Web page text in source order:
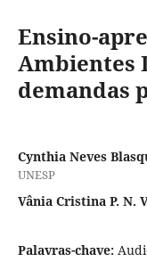
Ensino-
Ambientes
demandas
Cynthia Neves
UNESP
Vânia Cristina P. N.
Palavras-chave: